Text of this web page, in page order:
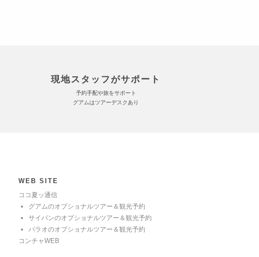
現地スタッフがサポート
予約手配や旅をサポート
グアムはツアーデスクあり
WEB SITE
ココ夏ッ通信
グアムのオプショナルツアー＆観光予約
サイパンのオプショナルツアー＆観光予約
パラオのオプショナルツアー＆観光予約
コンチャWEB